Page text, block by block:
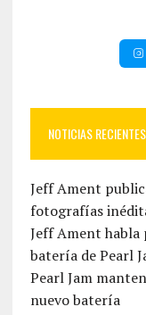
NOTICIAS RECIENTES
Jeff Ament
fotografías
Jeff Ament
batería de Pearl
Pearl Jam
nuevo batería